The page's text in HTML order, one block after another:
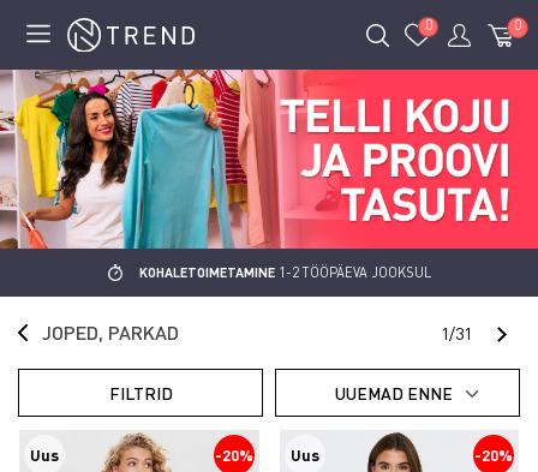
0
0
KOHALETOIMETAMINE1-2 TÖÖPÄEVA JOOKSUL
JOPED, PARKAD
FILTRID UUEMAD ENNE
1/31
-20%
Uus -20%
Uus